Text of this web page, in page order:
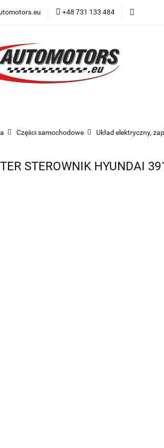
+48 731 133 484
Części samochodowe
Car audio Nowości
Części samochodowe Układ elektryczny,
STEROWNIK HYUNDAI